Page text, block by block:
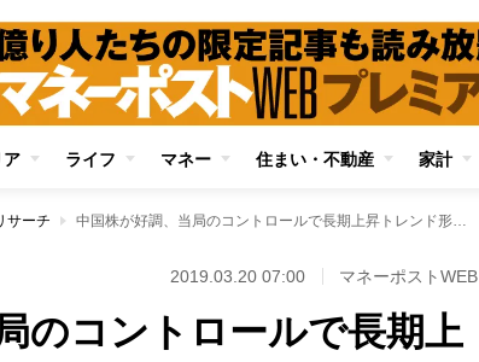
ア ライフ マネー 住まい・不動産 家計
サーチ 中国株が好調、当局のコントロールで長期上昇トレンド形成か
2019.03.20 07:00 マネーポストWEB
のコントロールで長期上